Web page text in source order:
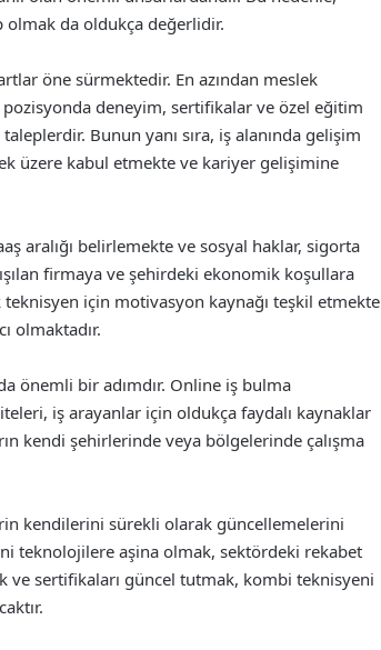
da oldukça değerlidir.
öne sürmektedir. En azından meslek
deneyim, sertifikalar ve özel eğitim
Bunun yanı sıra, iş alanında gelişim
üzere kabul etmekte ve kariyer gelişimine
aralığı belirlemekte ve sosyal haklar, sigorta
firmaya ve şehirdeki ekonomik koşullara
için motivasyon kaynağı teşkil etmekte
olmaktadır.
önemli bir adımdır. Online iş bulma
iş arayanlar için oldukça faydalı kaynaklar
kendi şehirlerinde veya bölgelerinde çalışma
kendilerini sürekli olarak güncellemelerini
teknolojilere aşina olmak, sektördeki rekabet
ve sertifikaları güncel tutmak, kombi teknisyeni